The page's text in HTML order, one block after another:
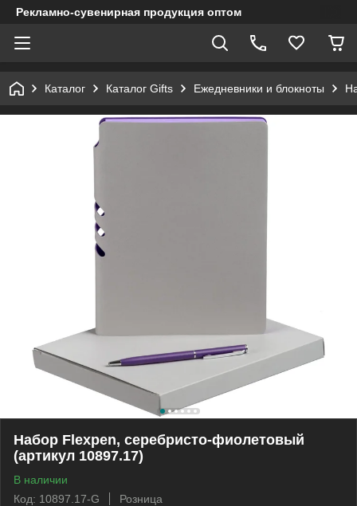
Рекламно-сувенирная продукция оптом
Каталог Каталог Gifts Ежедневники и блокноты
Набор Flexpen, серебристо-фиолетовый
(артикул 10897.17)
В наличии
Код: 10897.17-G
Розница